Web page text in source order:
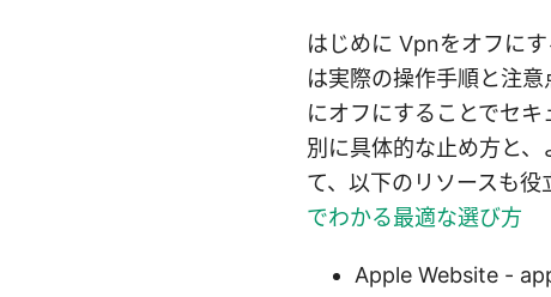
はじめに Vpnをオフに
は実際の操作手順と注
にオフにすることでセ
別に具体的な止め方と
て、以下のリソースも役
でわかる最適な選び方
Apple Website -